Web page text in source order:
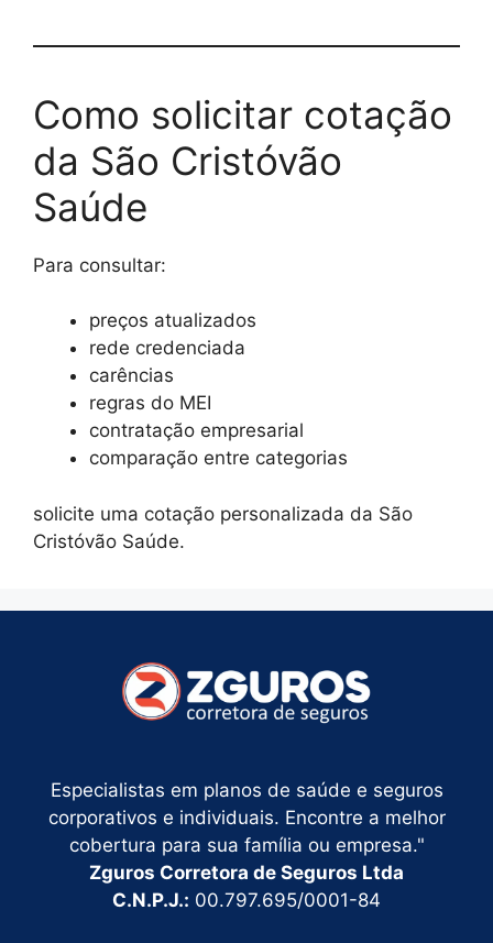
Como solicitar cotação
da São Cristóvão
Saúde
Para consultar:
preços atualizados
rede credenciada
carências
regras do MEI
contratação empresarial
comparação entre categorias
solicite uma cotação personalizada da São
Cristóvão Saúde.
Especialistas em planos de saúde e seguros
corporativos e individuais. Encontre a melhor
cobertura para sua família ou empresa."
Zguros Corretora de Seguros Ltda
C.N.P.J.: 00.797.695/0001-84